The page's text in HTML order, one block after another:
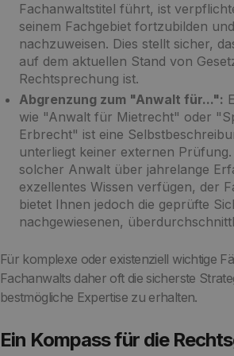
Fachanwaltstitel führt, ist
seinem Fachgebiet fortzubilden
nachzuweisen. Dies stellt sicher,
auf dem aktuellen Stand von
Rechtsprechung ist.
Abgrenzung zum "Anwalt für...":
wie "Anwalt für Mietrecht" oder
Erbrecht" ist eine
unterliegt keiner externen
solcher Anwalt über jahrelange
exzellentes Wissen verfügen, der
bietet Ihnen jedoch die geprüfte
nachgewiesenen,
Für komplexe oder existenziell wichtige
Fachanwalts daher oft die sicherste
bestmögliche Expertise zu erhalten.
Ein Kompass für die